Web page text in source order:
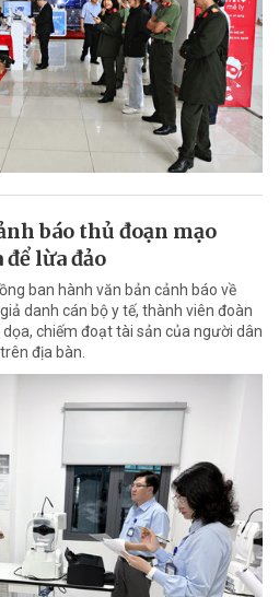
báo thủ đoạn mạo
lừa đảo
ban hành văn bản cảnh báo về
danh cán bộ y tế, thành viên đoàn
chiếm đoạt tài sản của người dân
địa bàn.